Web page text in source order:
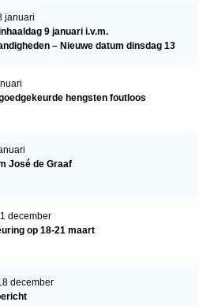
januari
9 januari i.v.m.
– Nieuwe datum dinsdag 13
hengsten foutloos
José de Graaf
december
op 18-21 maart
december